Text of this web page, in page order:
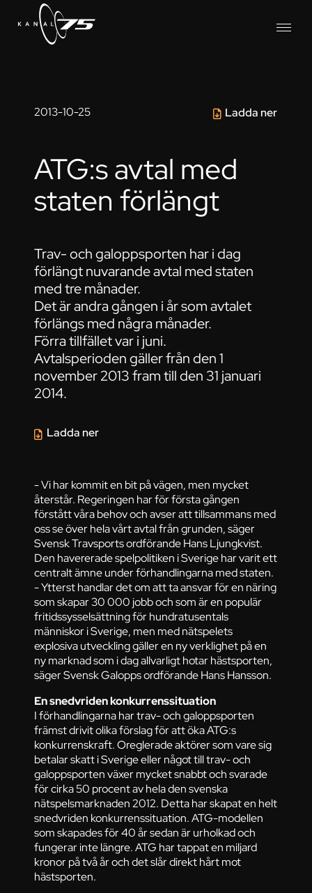
2013-10-25 Ladda ner
ATG:s avtal med
staten förlängt
Trav- och galoppsporten har i dag
förlängt nuvarande avtal med staten
med tre månader.
Det är andra gången i år som avtalet
förlängs med några månader.
Förra tillfället var i juni.
Avtalsperioden gäller från den 1
november 2013 fram till den 31 januari
2014.
- Vi har kommit en bit på vägen, men mycket
återstår. Regeringen har för första gången
förstått våra behov och avser att tillsammans med
oss se över hela vårt avtal från grunden, säger
Svensk Travsports ordförande Hans Ljungkvist.
Den havererade spelpolitiken i Sverige har varit ett
centralt ämne under förhandlingarna med staten.
- Ytterst handlar det om att ta ansvar för en näring
som skapar 30 000 jobb och som är en populär
fritidssysselsättning för hundratusentals
människor i Sverige, men med nätspelets
explosiva utveckling gäller en ny verklighet på en
ny marknad som i dag allvarligt hotar hästsporten,
säger Svensk Galopps ordförande Hans Hansson.
En snedvriden konkurrenssituation
I förhandlingarna har trav- och galoppsporten
främst drivit olika förslag för att öka ATG:s
konkurrenskraft. Oreglerade aktörer som vare sig
betalar skatt i Sverige eller något till trav- och
galoppsporten växer mycket snabbt och svarade
för cirka 50 procent av hela den svenska
nätspelsmarknaden 2012. Detta har skapat en helt
snedvriden konkurrenssituation. ATG-modellen
som skapades för 40 år sedan är urholkad och
fungerar inte längre. ATG har tappat en miljard
kronor på två år och det slår direkt hårt mot
hästsporten.
Ladda ner